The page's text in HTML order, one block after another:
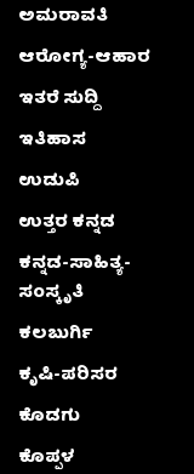
ಅಮರಾವತಿ
ಆರೋಗ್ಯ-ಆಹಾರ
ಇತರೆ ಸುದ್ದಿ
ಇತಿಹಾಸ
ಉಡುಪಿ
ಉತ್ತರ ಕನ್ನಡ
ಕನ್ನಡ-ಸಾಹಿತ್ಯ-
ಸಂಸ್ಕೃತಿ
ಕಲಬುರ್ಗಿ
ಕೃಷಿ-ಪರಿಸರ
ಕೊಡಗು
ಕೊಪ್ಪಳ